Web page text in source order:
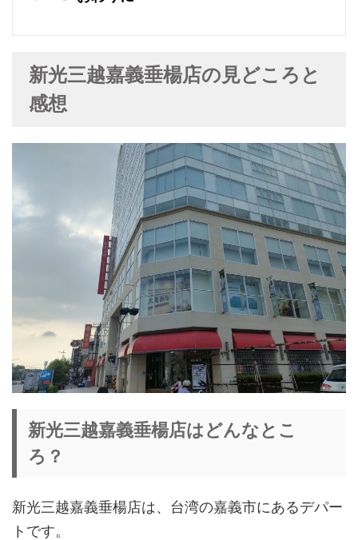
新光三越嘉義垂楊店の見どころと
感想
新光三越嘉義垂楊店はどんなとこ
ろ？
新光三越嘉義垂楊店は、台湾の嘉義市にあるデパー
トです。